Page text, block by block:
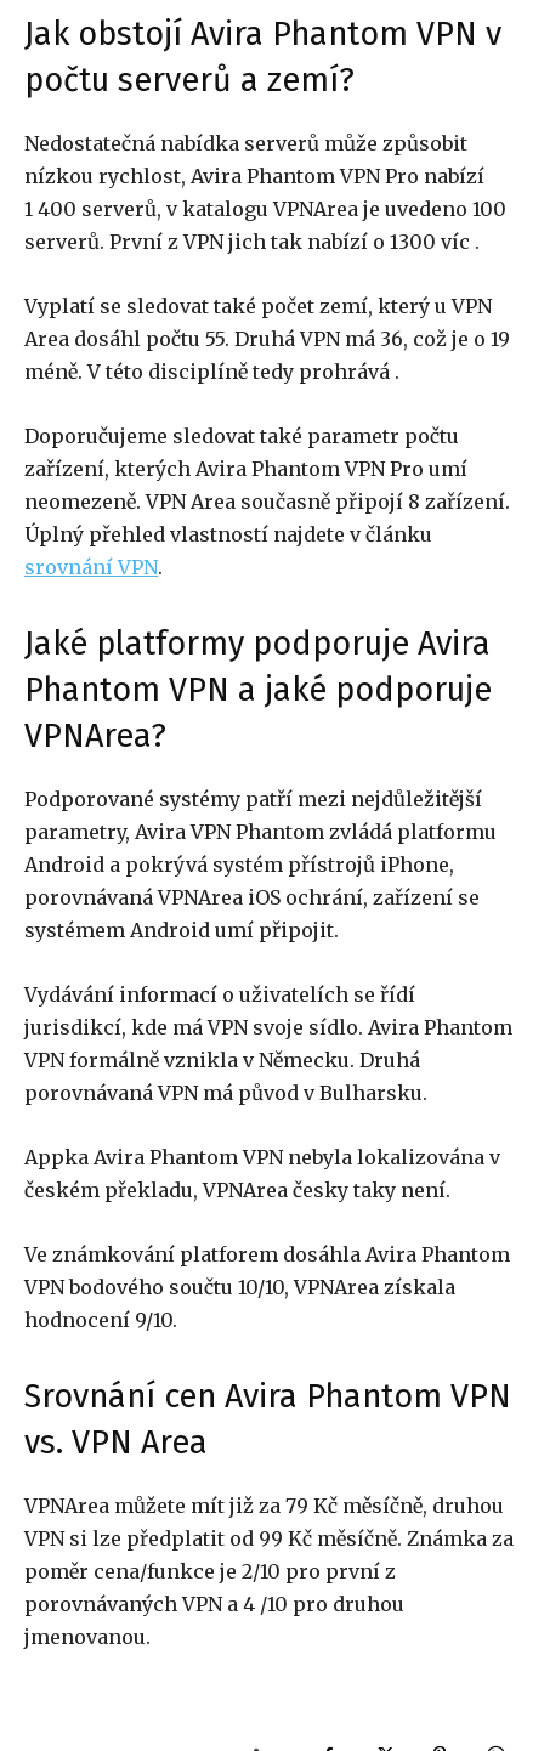
Jak obstojí Avira Phantom VPN v
počtu serverů a zemí?
Nedostatečná nabídka serverů může způsobit
nízkou rychlost, Avira Phantom VPN Pro nabízí
1 400 serverů, v katalogu VPNArea je uvedeno 100
serverů. První z VPN jich tak nabízí o 1300 víc .
Vyplatí se sledovat také počet zemí, který u VPN
Area dosáhl počtu 55. Druhá VPN má 36, což je o 19
méně. V této disciplíně tedy prohrává .
Doporučujeme sledovat také parametr počtu
zařízení, kterých Avira Phantom VPN Pro umí
neomezeně. VPN Area současně připojí 8 zařízení.
Úplný přehled vlastností najdete v článku
srovnání VPN.
Jaké platformy podporuje Avira
Phantom VPN a jaké podporuje
VPNArea?
Podporované systémy patří mezi nejdůležitější
parametry, Avira VPN Phantom zvládá platformu
Android a pokrývá systém přístrojů iPhone,
porovnávaná VPNArea iOS ochrání, zařízení se
systémem Android umí připojit.
Vydávání informací o uživatelích se řídí
jurisdikcí, kde má VPN svoje sídlo. Avira Phantom
VPN formálně vznikla v Německu. Druhá
porovnávaná VPN má původ v Bulharsku.
Appka Avira Phantom VPN nebyla lokalizována v
českém překladu, VPNArea česky taky není.
Ve známkování platforem dosáhla Avira Phantom
VPN bodového součtu 10/10, VPNArea získala
hodnocení 9/10.
Srovnání cen Avira Phantom VPN
vs. VPN Area
VPNArea můžete mít již za 79 Kč měsíčně, druhou
VPN si lze předplatit od 99 Kč měsíčně. Známka za
poměr cena/funkce je 2/10 pro první z
porovnávaných VPN a 4 /10 pro druhou
jmenovanou.